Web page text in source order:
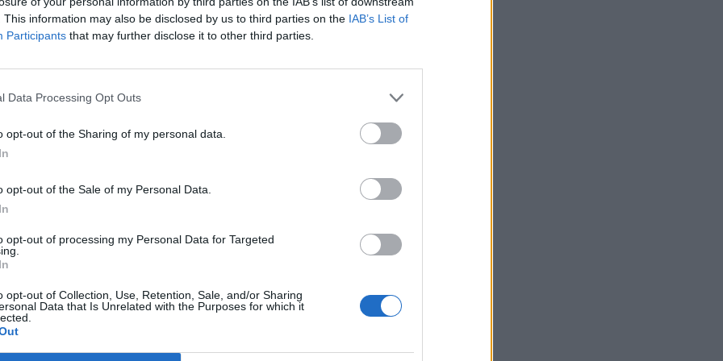
This information may also be disclosed by us to third parties on the IAB’s List of
Participants that may further disclose it to other third parties.
Data Processing Opt Outs
opt-out of the Sharing of my personal data.
opt-out of the Sale of my Personal Data.
opt-out of processing my Personal Data for Targeted
opt-out of Collection, Use, Retention, Sale, and/or Sharing
Data that Is Unrelated with the Purposes for which it
igazgató helyére keres új vezetőt a Magyar Nemzeti Bank és ezt a világ
felsorolt szakmai és egyéb elvárások között kiderül, hogy a kiváló angol tudás
de a magyar nyelv ismerete nem elvárás. A hirdetés...
cikkarchívum
elmúlt 2 év napon belüli
Előfizetés